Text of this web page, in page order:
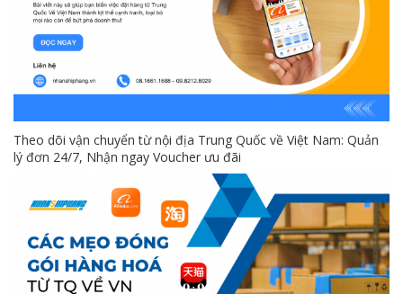
Theo dõi vận chuyển từ nội địa Trung Quốc về Việt Nam: Quản
lý đơn 24/7, Nhận ngay Voucher ưu đãi